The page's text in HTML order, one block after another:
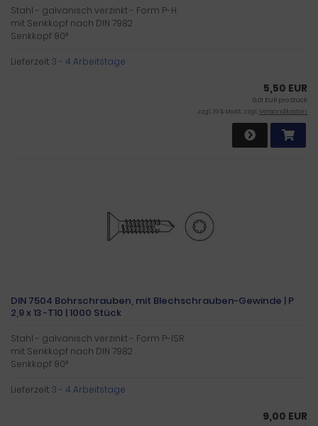
Stahl - galvanisch verzinkt - Form P-H
mit Senkkopf nach DIN 7982
Senkkopf 80°
Lieferzeit:3 - 4 Arbeitstage
5,50 EUR
0,01 EUR pro Stück
zzgl. 19 % MwSt. zzgl.Versandkosten
DIN 7504 Bohrschrauben, mit Blechschrauben-Gewinde | P
2,9 x 13 -T10 | 1000 Stück
Stahl - galvanisch verzinkt - Form P-ISR
mit Senkkopf nach DIN 7982
Senkkopf 80°
Lieferzeit:3 - 4 Arbeitstage
9,00 EUR